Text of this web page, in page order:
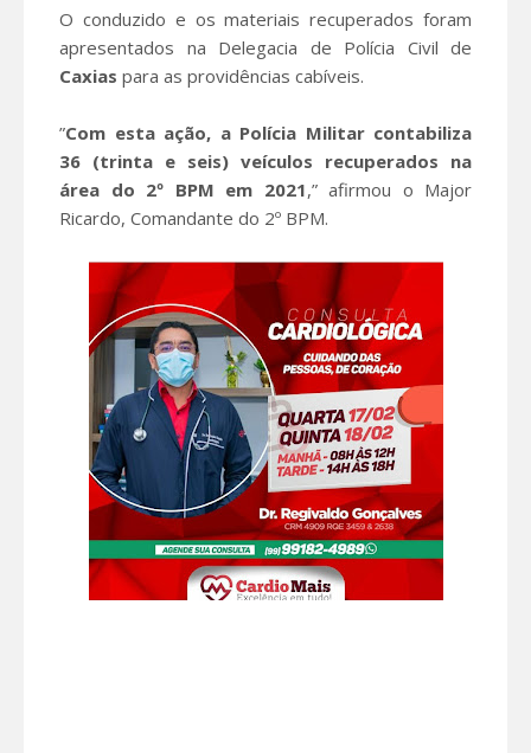
O conduzido e os materiais recuperados foram
apresentados na Delegacia de Polícia Civil de
Caxias para as providências cabíveis.
”Com esta ação, a Polícia Militar contabiliza
36 (trinta e seis) veículos recuperados na
área do 2º BPM em 2021,” afirmou o Major
Ricardo, Comandante do 2º BPM.